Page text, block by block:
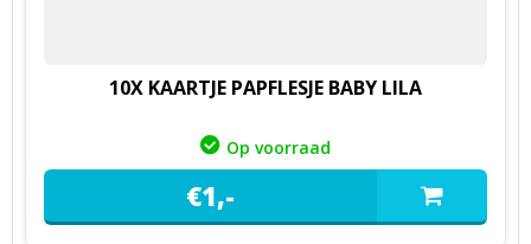
10X KAARTJE PAPFLESJE BABY LILA
Op voorraad
€1,-